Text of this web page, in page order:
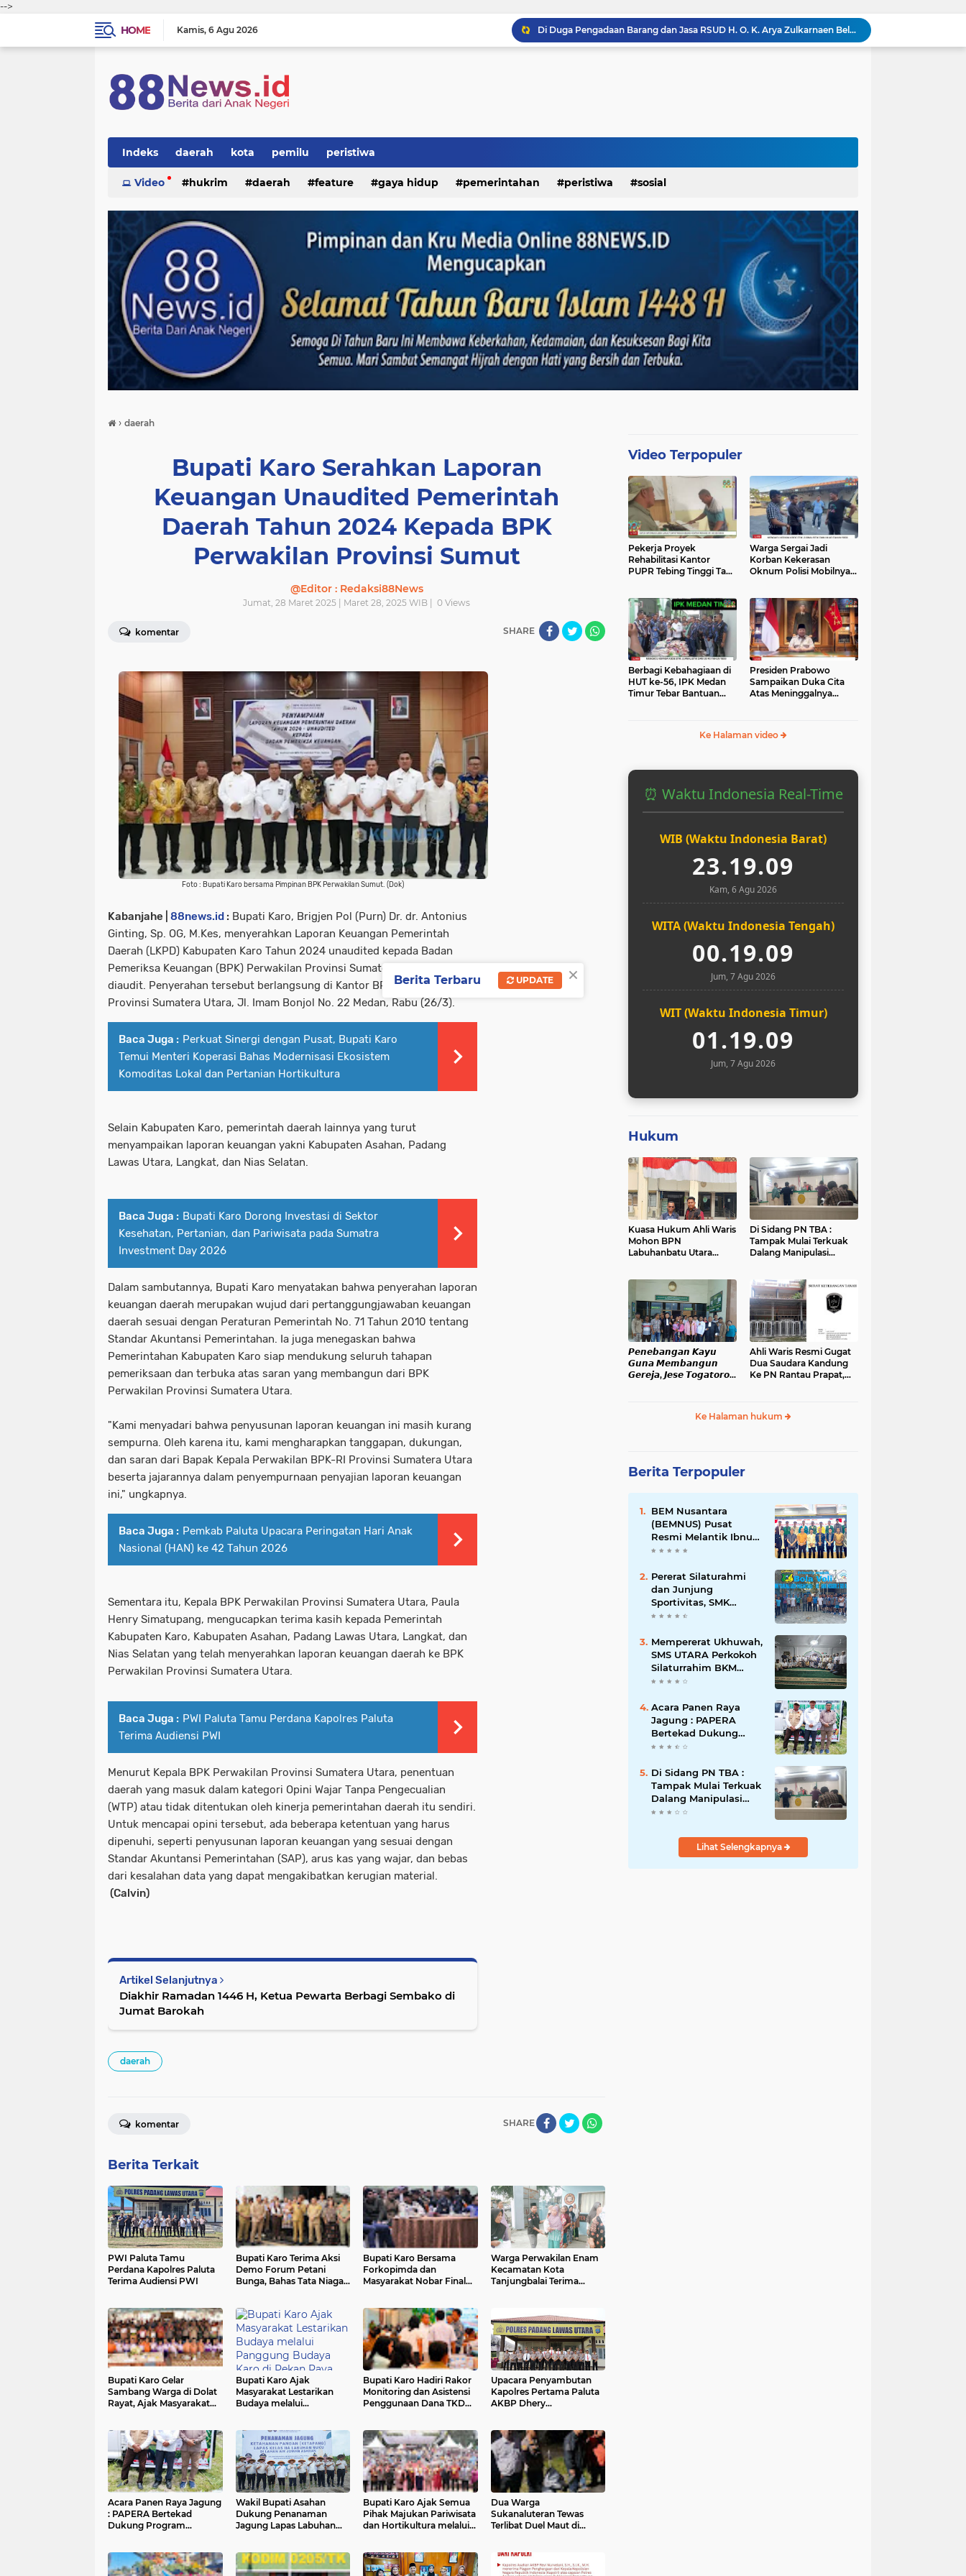
-->
HOME
Kamis 6 Agu 2026
Di Duga Pengadaan Barang dan Jasa RSUD H. O. K. Arya Zulkarnaen Belum Tayang di SiRUP dan SPSE, Tapi Sudah Dikerjakan: Indikasi Maladministrasi dan Potensi Pelanggaran Hukum
Acara Panen Raya Jagung : PAPERA Bertekad Dukung Program Nasional Ketahanan Pangan Di Kota Kerang Tanjungbalai
Ditsiber Polda Sumut Ungkap Jaringan Online Scam Internasional, WN Pakistan dan India Ikut Diamankan
Indeks daerah kota pemilu peristiwa
Video hukrim daerah feature gaya hidup pemerintahan peristiwa sosial
› daerah
Bupati Karo Serahkan Laporan
Keuangan Unaudited Pemerintah
Daerah Tahun 2024 Kepada BPK
Perwakilan Provinsi Sumut
@Editor : Redaksi88News
Jumat, 28 Maret 2025 | Maret 28, 2025 WIB | 0 Views
komentar SHARE
Foto : Bupati Karo bersama Pimpinan BPK Perwakilan Sumut. (Dok)
Kabanjahe | 88news.id : Bupati Karo, Brigjen Pol (Purn) Dr. dr. Antonius
Ginting, Sp. OG, M.Kes, menyerahkan Laporan Keuangan Pemerintah
Daerah (LKPD) Kabupaten Karo Tahun 2024 unaudited kepada Badan
Pemeriksa Keuangan (BPK) Perwakilan Provinsi Sumatera Utara untuk
diaudit. Penyerahan tersebut berlangsung di Kantor BPK Perwakilan
Provinsi Sumatera Utara, Jl. Imam Bonjol No. 22 Medan, Rabu (26/3).
Baca Juga : Perkuat Sinergi dengan Pusat, Bupati Karo
Temui Menteri Koperasi Bahas Modernisasi Ekosistem
Komoditas Lokal dan Pertanian Hortikultura
Selain Kabupaten Karo, pemerintah daerah lainnya yang turut
menyampaikan laporan keuangan yakni Kabupaten Asahan, Padang
Lawas Utara, Langkat, dan Nias Selatan.
Baca Juga : Bupati Karo Dorong Investasi di Sektor
Kesehatan, Pertanian, dan Pariwisata pada Sumatra
Investment Day 2026
Dalam sambutannya, Bupati Karo menyatakan bahwa penyerahan laporan
keuangan daerah merupakan wujud dari pertanggungjawaban keuangan
daerah sesuai dengan Peraturan Pemerintah No. 71 Tahun 2010 tentang
Standar Akuntansi Pemerintahan. Ia juga menegaskan bahwa
Pemerintahan Kabupaten Karo siap mendukung seluruh tahapan
pemeriksaan dan terbuka atas saran yang membangun dari BPK
Perwakilan Provinsi Sumatera Utara.
"Kami menyadari bahwa penyusunan laporan keuangan ini masih kurang
sempurna. Oleh karena itu, kami mengharapkan tanggapan, dukungan,
dan saran dari Bapak Kepala Perwakilan BPK-RI Provinsi Sumatera Utara
beserta jajarannya dalam penyempurnaan penyajian laporan keuangan
ini," ungkapnya.
Baca Juga : Pemkab Paluta Upacara Peringatan Hari Anak
Nasional (HAN) ke 42 Tahun 2026
Sementara itu, Kepala BPK Perwakilan Provinsi Sumatera Utara, Paula
Henry Simatupang, mengucapkan terima kasih kepada Pemerintah
Kabupaten Karo, Kabupaten Asahan, Padang Lawas Utara, Langkat, dan
Nias Selatan yang telah menyerahkan laporan keuangan daerah ke BPK
Perwakilan Provinsi Sumatera Utara.
Baca Juga : PWI Paluta Tamu Perdana Kapolres Paluta
Terima Audiensi PWI
Menurut Kepala BPK Perwakilan Provinsi Sumatera Utara, penentuan
daerah yang masuk dalam kategori Opini Wajar Tanpa Pengecualian
(WTP) atau tidak ditentukan oleh kinerja pemerintahan daerah itu sendiri.
Untuk mencapai opini tersebut, ada beberapa ketentuan yang harus
dipenuhi, seperti penyusunan laporan keuangan yang sesuai dengan
Standar Akuntansi Pemerintahan (SAP), arus kas yang wajar, dan bebas
dari kesalahan data yang dapat mengakibatkan kerugian material.
(Calvin)
Artikel Selanjutnya
Diakhir Ramadan 1446 H, Ketua Pewarta Berbagi Sembako di
Jumat Barokah
daerah
SHARE
komentar
Berita Terkait
PWI Paluta Tamu
Perdana Kapolres Paluta
Terima Audiensi PWI
Bupati Karo Terima Aksi
Demo Forum Petani
Bunga, Bahas Tata Niaga
Bupati Karo Bersama
Forkopimda dan
Masyarakat Nobar Final
Warga Perwakilan Enam
Kecamatan Kota
Tanjungbalai Terima
Bupati Karo Gelar
Sambang Warga di Dolat
Rayat, Ajak Masyarakat
Bupati Karo Ajak
Masyarakat Lestarikan
Budaya melalui
Utara 2026
Bupati Karo Hadiri Rakor
Monitoring dan Asistensi
Penggunaan Dana TKD
Upacara Penyambutan
Kapolres Pertama Paluta
AKBP Dhery
Acara Panen Raya Jagung
: PAPERA Bertekad
Dukung Program
Tanjungbalai
Wakil Bupati Asahan
Dukung Penanaman
Jagung Lapas Labuhan
Bupati Karo Ajak Semua
Pihak Majukan Pariwisata
dan Hortikultura melalui
Dua Warga
Sukanaluteran Tewas
Terlibat Duel Maut di
Video Terpopuler
Pekerja Proyek
Rehabilitasi Kantor
PUPR Tebing Tinggi Tak
Warga Sergai Jadi
Korban Kekerasan
Oknum Polisi Mobilnya
Berbagi Kebahagiaan di
HUT ke-56, IPK Medan
Timur Tebar Bantuan
Presiden Prabowo
Sampaikan Duka Cita
Atas Meninggalnya
Ke Halaman video
⏰ Waktu Indonesia Real-Time
WIB (Waktu Indonesia Barat)
23.19.10
Kam, 6 Agu 2026
WITA (Waktu Indonesia Tengah)
00.19.10
Jum, 7 Agu 2026
WIT (Waktu Indonesia Timur)
01.19.10
Jum, 7 Agu 2026
Hukum
Kuasa Hukum Ahli Waris
Mohon BPN
Labuhanbatu Utara
Objek Sengketa di Aek
Kanopan
Di Sidang PN TBA :
Tampak Mulai Terkuak
Dalang Manipulasi
𝙋𝙚𝙣𝙚𝙗𝙖𝙣𝙜𝙖𝙣 𝙆𝙖𝙮𝙪
𝙂𝙪𝙣𝙖 𝙈𝙚𝙢𝙗𝙖𝙣𝙜𝙪𝙣
𝙂𝙚𝙧𝙚𝙟𝙖, 𝙅𝙚𝙨𝙚 𝙏𝙤𝙜𝙖𝙩𝙤𝙧𝙤𝙥
Ahli Waris Resmi Gugat
Dua Saudara Kandung
Ke PN Rantau Prapat,
Ke Halaman hukum
Berita Terpopuler
BEM Nusantara
(BEMNUS) Pusat
Resmi Melantik Ibnu
Al Kautsar Harahap
(Korbid) BEMNUS
Periode 2024/2025
Pererat Silaturahmi
dan Junjung
Sportivitas, SMK
Taruna Abdi
Persahabatan Bola Voli
Putra
Mempererat Ukhuwah,
SMS UTARA Perkokoh
Silaturrahim BKM
Sekecamatan
Utara di Masjid Al-
Ikhlas Kayuombun
Acara Panen Raya
Jagung : PAPERA
Bertekad Dukung
Program Nasional
Kota Kerang
Tanjungbalai
Di Sidang PN TBA :
Tampak Mulai Terkuak
Dalang Manipulasi
Sengketa Lahan Di
Lihat Selengkapnya
×
Berita Terbaru UPDATE